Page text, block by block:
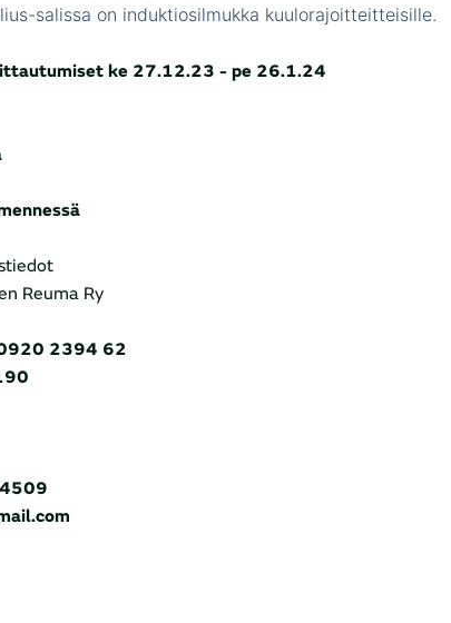
salissa on induktiosilmukka kuulorajoitteitteisille.
ke 27.12.23 - pe 26.1.24
Reuma Ry
2394 62